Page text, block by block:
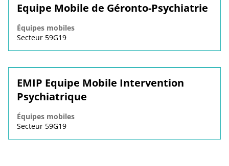
Equipe Mobile de Géronto-Psychiatrie
Équipes mobiles
Secteur 59G19
EMIP Equipe Mobile Intervention
Psychiatrique
Équipes mobiles
Secteur 59G19